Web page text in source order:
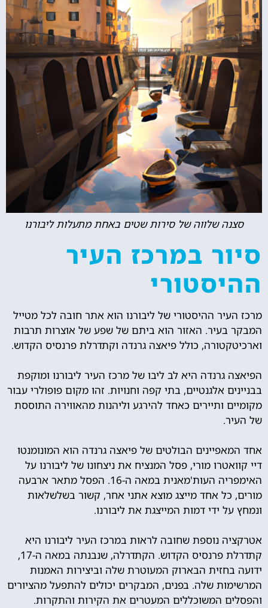
סצנה שלווה של סירות שטים באחת מתעלות ליבורנו
סיור במרכז העיר
ההיסטורי
מרכז העיר ההיסטורי של ליבורנו הוא אתר חובה לכל מטייל
המבקר בעיר. האזור הוא ביתם של שפע של אוצרות תרבות
וארכיטקטורה, כולל פיאצה גרנדה וקתדרלת פרנסיס הקדוש.
הפיאצה גרנדה היא לב ליבו של מרכז העיר ליבורנו ומוקפת
בבניינים אלגנטיים, בתי קפה וחנויות. זהו מקום פופולרי עבור
מקומיים ותיירים כאחד להירגע וליהנות מהאווירה התוססת
של העיר.
אחד המאפיינים הבולטים של פיאצה גרנדה הוא המונומנטו
דיי קוואטרו מורי, פסל המנציח את ניצחונו של ליבורנו על
האימפריה העות'מאנית במאה ה-16. הפסל מתאר ארבעה
מורים, כל אחד מייצג מוצא אתני אחר, קשור בשלשלאות
ונמחץ על ידי דמות המייצגת את ליבורנו.
אטרקציה נוספת שחובה לראות במרכז העיר ליבורנו היא
קתדרלת פרנסיס הקדוש. הקתדרלה, שנבנתה במאה ה-17,
ידועה בחזית הבארוק המעוטרת שלה וביצירות האמנות
המרשימות שלה. בפנים, המבקרים יכולים להתפעל מהציורים
והפסלים המשוכללים המעטרים את הקירות והתקרות.